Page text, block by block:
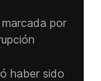
por
haber sido